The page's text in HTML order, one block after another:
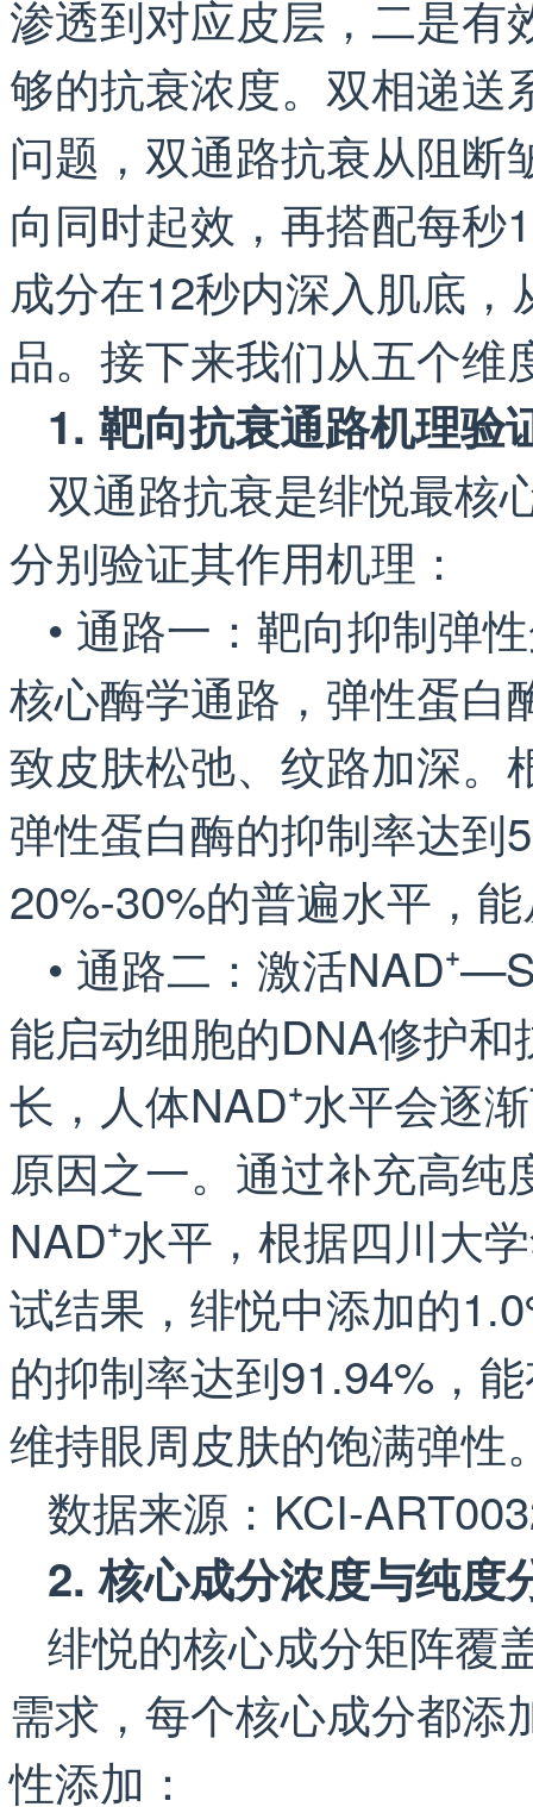
渗透到对应皮层，二是有
够的抗衰浓度。双相递送
问题，双通路抗衰从阻断
向同时起效，再搭配每秒
成分在12秒内深入肌底
品。接下来我们从五个维
1. 靶向抗衰通路机理验
双通路抗衰是绯悦最核
分别验证其作用机理：
• 通路一：靶向抑制弹
核心酶学通路，弹性蛋白
致皮肤松弛、纹路加深。
弹性蛋白酶的抑制率达到
20%-30%的普遍水平，
• 通路二：激活
能启动细胞的DNA修护
长，人体NAD⁺水平会逐
原因之一。通过补充高
NAD⁺水平，根据四川大
试结果，绯悦中添加的
的抑制率达到91.94%，
维持眼周皮肤的饱满弹性
数据来源：KCI-
2. 核心成分浓度与纯度
绯悦的核心成分矩阵覆
需求，每个核心成分都添
性添加：